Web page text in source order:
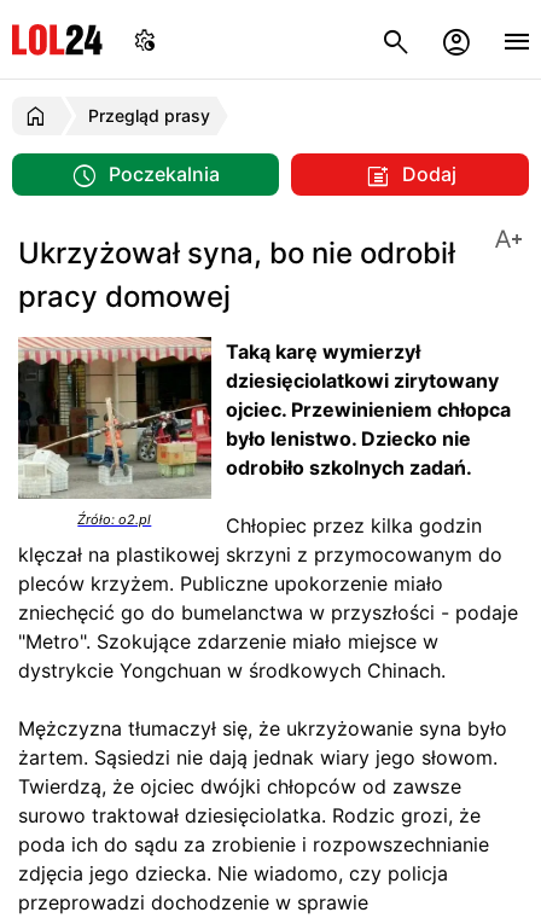
Przegląd prasy
Poczekalnia Dodaj
Ukrzyżował syna, bo nie odrobił
pracy domowej
Źróło: o2.pl
Taką karę wymierzył
dziesięciolatkowi zirytowany
ojciec. Przewinieniem chłopca
było lenistwo. Dziecko nie
odrobiło szkolnych zadań.
Chłopiec przez kilka godzin
klęczał na plastikowej skrzyni z przymocowanym do
pleców krzyżem. Publiczne upokorzenie miało
zniechęcić go do bumelanctwa w przyszłości - podaje
"Metro". Szokujące zdarzenie miało miejsce w
dystrykcie Yongchuan w środkowych Chinach.
Mężczyzna tłumaczył się, że ukrzyżowanie syna było
żartem. Sąsiedzi nie dają jednak wiary jego słowom.
Twierdzą, że ojciec dwójki chłopców od zawsze
surowo traktował dziesięciolatka. Rodzic grozi, że
poda ich do sądu za zrobienie i rozpowszechnianie
zdjęcia jego dziecka. Nie wiadomo, czy policja
przeprowadzi dochodzenie w sprawie